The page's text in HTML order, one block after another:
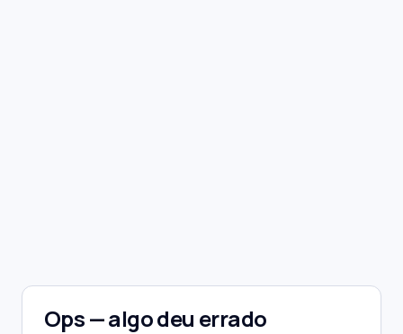
Ops — algo deu errado